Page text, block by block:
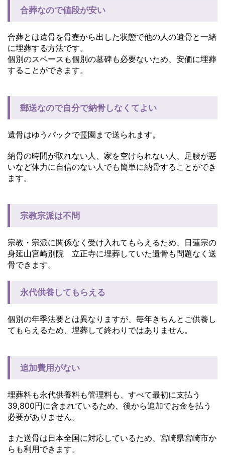
合葬なので値段が安い
合葬とは遺骨を骨壺から出した状態で他の人の遺骨と一緒
に埋葬する方法です。
個別のスペースも個別の墓碑も必要ないため、安価に埋葬
することができます。
郵送なので自分で納骨しなくてよい
遺骨はゆうパックで霊園まで送られます。
納骨の時間が取れない人、家を空けられない人、足腰が悪
いなど体力に自信のない人でも簡単に納骨することができ
ます。
宗教宗派は不問
宗教・宗派に関係なく受け入れてもらえるため、日蓮宗の
身延山宮崎別院 立正寺に埋葬していた遺骨も問題なく送
骨できます。
永代供養してもらえる
個別の年季法要とは異なりますが、毎年きちんとご供養し
てもらえるため、埋葬して終わりではありません。
追加費用がない
埋葬料も永代供養料も管理料も、すべて最初に支払う
39,800円に含まれているため、後から追加でお金を払う
必要がありません。
また送骨は日本全国に対応しているため、宮崎県宮崎市か
らも利用できます。